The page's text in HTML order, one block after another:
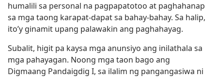
humalili sa personal na pagpapatotoo at paghahanap
sa mga taong karapat-dapat sa bahay-bahay. Sa halip,
ito’y ginamit upang palawakin ang paghahayag.
Subalit, higit pa kaysa mga anunsiyo ang inilathala sa
mga pahayagan. Noong mga taon bago ang
Digmaang Pandaigdig I, sa ilalim ng pangangasiwa ni